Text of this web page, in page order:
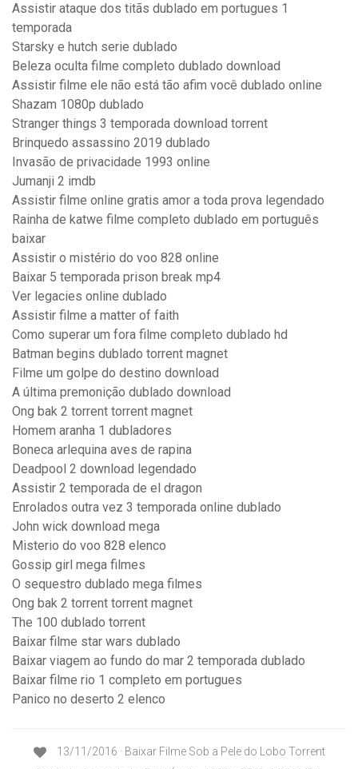
Assistir ataque dos titãs dublado em portugues 1
temporada
Starsky e hutch serie dublado
Beleza oculta filme completo dublado download
Assistir filme ele não está tão afim você dublado online
Shazam 1080p dublado
Stranger things 3 temporada download torrent
Brinquedo assassino 2019 dublado
Invasão de privacidade 1993 online
Jumanji 2 imdb
Assistir filme online gratis amor a toda prova legendado
Rainha de katwe filme completo dublado em português
baixar
Assistir o mistério do voo 828 online
Baixar 5 temporada prison break mp4
Ver legacies online dublado
Assistir filme a matter of faith
Como superar um fora filme completo dublado hd
Batman begins dublado torrent magnet
Filme um golpe do destino download
A última premonição dublado download
Ong bak 2 torrent torrent magnet
Homem aranha 1 dubladores
Boneca arlequina aves de rapina
Deadpool 2 download legendado
Assistir 2 temporada de el dragon
Enrolados outra vez 3 temporada online dublado
John wick download mega
Misterio do voo 828 elenco
Gossip girl mega filmes
O sequestro dublado mega filmes
Ong bak 2 torrent torrent magnet
The 100 dublado torrent
Baixar filme star wars dublado
Baixar viagem ao fundo do mar 2 temporada dublado
Baixar filme rio 1 completo em portugues
Panico no deserto 2 elenco
13/11/2016 · Baixar Filme Sob a Pele do Lobo Torrent